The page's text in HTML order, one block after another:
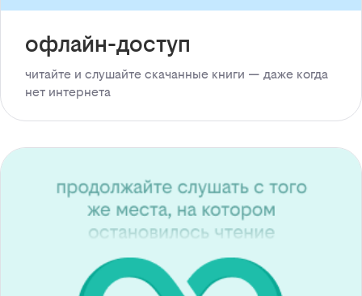
офлайн-доступ
читайте и слушайте скачанные книги — даже когда
нет интернета